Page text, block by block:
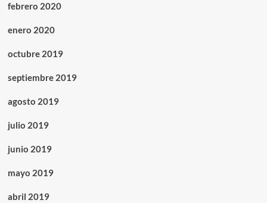
febrero 2020
enero 2020
octubre 2019
septiembre 2019
agosto 2019
julio 2019
junio 2019
mayo 2019
abril 2019